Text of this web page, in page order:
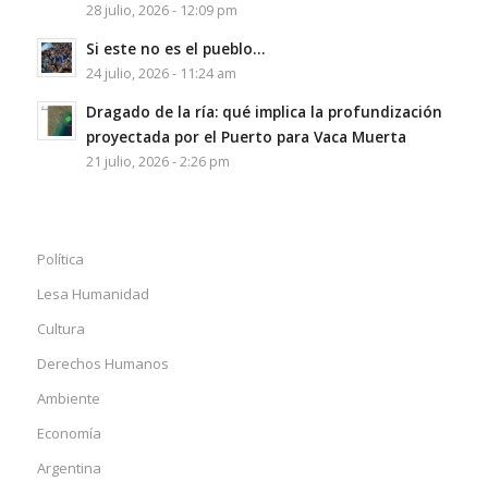
28 julio, 2026 - 12:09 pm
Si este no es el pueblo…
24 julio, 2026 - 11:24 am
Dragado de la ría: qué implica la profundización
proyectada por el Puerto para Vaca Muerta
21 julio, 2026 - 2:26 pm
Política
Lesa Humanidad
Cultura
Derechos Humanos
Ambiente
Economía
Argentina